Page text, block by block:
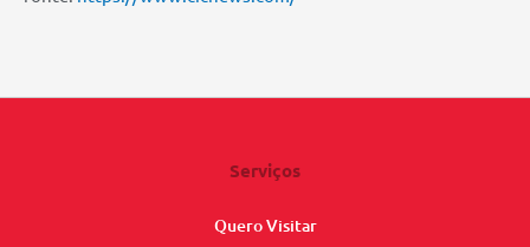
Serviços
Quero Visitar